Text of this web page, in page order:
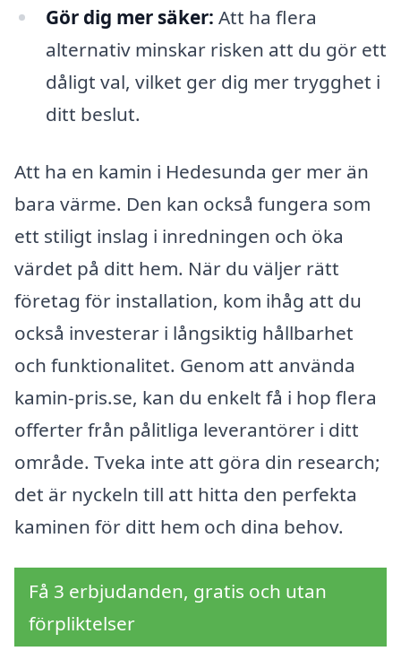
Gör dig mer säker: Att ha flera
alternativ minskar risken att du gör ett
dåligt val, vilket ger dig mer trygghet i
ditt beslut.
Att ha en kamin i Hedesunda ger mer än
bara värme. Den kan också fungera som
ett stiligt inslag i inredningen och öka
värdet på ditt hem. När du väljer rätt
företag för installation, kom ihåg att du
också investerar i långsiktig hållbarhet
och funktionalitet. Genom att använda
kamin-pris.se, kan du enkelt få i hop flera
offerter från pålitliga leverantörer i ditt
område. Tveka inte att göra din research;
det är nyckeln till att hitta den perfekta
kaminen för ditt hem och dina behov.
Få 3 erbjudanden, gratis och utan
förpliktelser